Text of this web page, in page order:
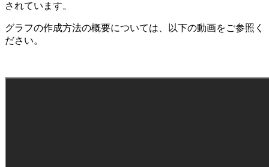
されています。
グラフの作成方法の概要については、以下の動画をご参照く
ださい。